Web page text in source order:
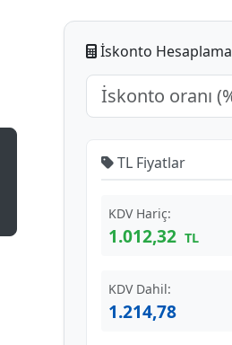
İskonto Hesaplama
TL Fiyatlar
KDV Hariç:
1.012,32 TL
KDV Dahil:
1.214,78